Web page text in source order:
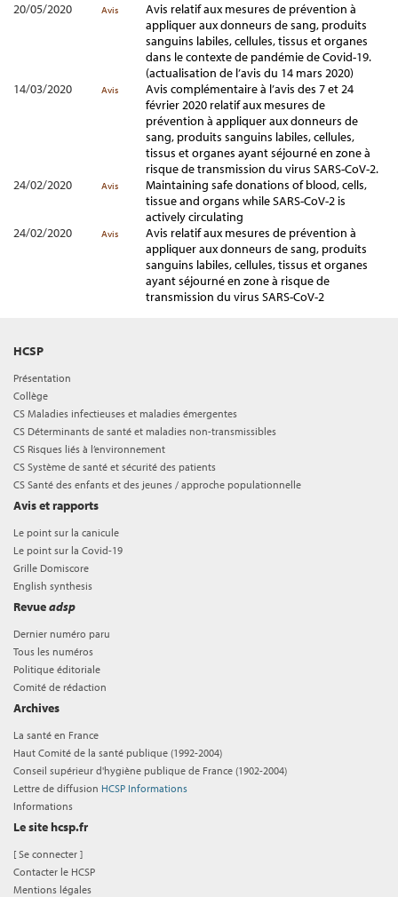
20/05/2020
Avis
Avis relatif aux mesures de prévention à
appliquer aux donneurs de sang, produits
sanguins labiles, cellules, tissus et organes
dans le contexte de pandémie de Covid-19.
(actualisation de l’avis du 14 mars 2020)
14/03/2020
Avis
Avis complémentaire à l’avis des 7 et 24
février 2020 relatif aux mesures de
prévention à appliquer aux donneurs de
sang, produits sanguins labiles, cellules,
tissus et organes ayant séjourné en zone à
risque de transmission du virus SARS-CoV-2.
24/02/2020
Avis
Maintaining safe donations of blood, cells,
tissue and organs while SARS-CoV-2 is
actively circulating
24/02/2020
Avis
Avis relatif aux mesures de prévention à
appliquer aux donneurs de sang, produits
sanguins labiles, cellules, tissus et organes
ayant séjourné en zone à risque de
transmission du virus SARS-CoV-2
HCSP
Présentation
Collège
CS Maladies infectieuses et maladies émergentes
CS Déterminants de santé et maladies non-transmissibles
CS Risques liés à l’environnement
CS Système de santé et sécurité des patients
CS Santé des enfants et des jeunes / approche populationnelle
Avis et rapports
Le point sur la canicule
Le point sur la Covid-19
Grille Domiscore
English synthesis
Revueadsp
Dernier numéro paru
Tous les numéros
Politique éditoriale
Comité de rédaction
Archives
La santé en France
Haut Comité de la santé publique (1992-2004)
Conseil supérieur d'hygiène publique de France (1902-2004)
Lettre de diffusion HCSP Informations
Informations
Le site hcsp.fr
[Se connecter ]
Contacter le HCSP
Mentions légales